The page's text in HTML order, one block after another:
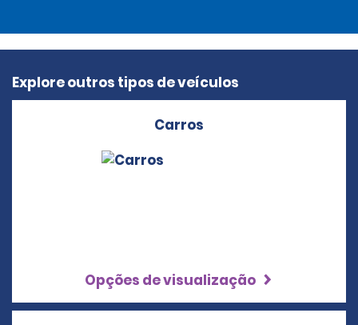
Explore outros tipos de veículos
Carros
Opções de visualização